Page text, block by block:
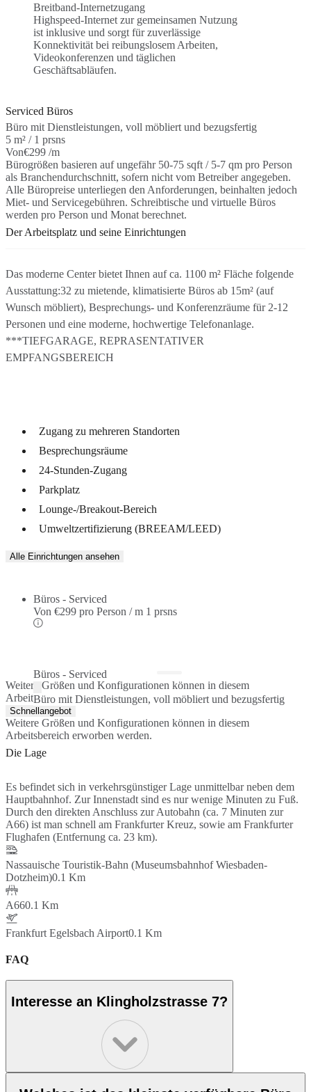
Breitband-Internetzugang
Highspeed-Internet zur gemeinsamen Nutzung
ist inklusive und sorgt für zuverlässige
Konnektivität bei reibungslosem Arbeiten,
Videokonferenzen und täglichen
Geschäftsabläufen.
Serviced Büros
Büro mit Dienstleistungen, voll möbliert und bezugsfertig
5 m² / 1 prsns
Von€299 /m
Bürogrößen basieren auf ungefähr 50-75 sqft / 5-7 qm pro Person
als Branchendurchschnitt, sofern nicht vom Betreiber angegeben.
Alle Büropreise unterliegen den Anforderungen, beinhalten jedoch
Miet- und Servicegebühren. Schreibtische und virtuelle Büros
werden pro Person und Monat berechnet.
Der Arbeitsplatz und seine Einrichtungen
Das moderne Center bietet Ihnen auf ca. 1100 m² Fläche folgende
Ausstattung:32 zu mietende, klimatisierte Büros ab 15m² (auf
Wunsch möbliert), Besprechungs- und Konferenzräume für 2-12
Personen und eine moderne, hochwertige Telefonanlage.
***TIEFGARAGE, REPRASENTATIVER
EMPFANGSBEREICH
Zugang zu mehreren Standorten
Besprechungsräume
24-Stunden-Zugang
Parkplatz
Lounge-/Breakout-Bereich
Umweltzertifizierung (BREEAM/LEED)
Alle Einrichtungen ansehen
Büros - Serviced
Von €299 pro Person / m 1 prsns
Büros - Serviced
Büro mit Dienstleistungen, voll möbliert und bezugsfertig
Weitere Größen und Konfigurationen können in diesem
Arbeitsbereich erworben werden.
Schnellangebot
Weitere Größen und Konfigurationen können in diesem
Arbeitsbereich erworben werden.
Die Lage
Es befindet sich in verkehrsgünstiger Lage unmittelbar neben dem
Hauptbahnhof. Zur Innenstadt sind es nur wenige Minuten zu Fuß.
Durch den direkten Anschluss zur Autobahn (ca. 7 Minuten zur
A66) ist man schnell am Frankfurter Kreuz, sowie am Frankfurter
Flughafen (Entfernung ca. 23 km).
Nassauische Touristik-Bahn (Museumsbahnhof Wiesbaden-
Dotzheim)0.1 Km
A660.1 Km
Frankfurt Egelsbach Airport0.1 Km
FAQ
Interesse an Klingholzstrasse 7?